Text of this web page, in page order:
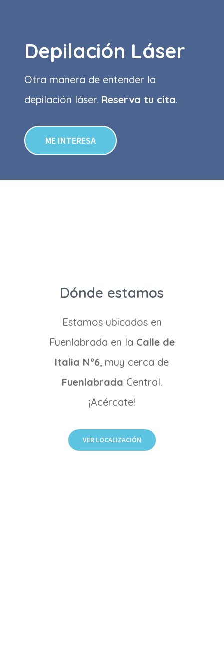
Depilación Láser
Otra manera de entender la
depilación láser. Reserva tu cita.
ME INTERESA
Dónde estamos
Estamos ubicados en
Fuenlabrada en la Calle de
Italia Nº6, muy cerca de
Fuenlabrada Central.
¡Acércate!
VER LOCALIZACIÓN